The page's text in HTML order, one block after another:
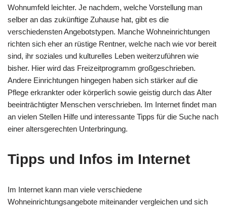
Wohnumfeld leichter. Je nachdem, welche Vorstellung man
selber an das zukünftige Zuhause hat, gibt es die
verschiedensten Angebotstypen. Manche Wohneinrichtungen
richten sich eher an rüstige Rentner, welche nach wie vor bereit
sind, ihr soziales und kulturelles Leben weiterzuführen wie
bisher. Hier wird das Freizeitprogramm großgeschrieben.
Andere Einrichtungen hingegen haben sich stärker auf die
Pflege erkrankter oder körperlich sowie geistig durch das Alter
beeinträchtigter Menschen verschrieben. Im Internet findet man
an vielen Stellen Hilfe und interessante Tipps für die Suche nach
einer altersgerechten Unterbringung.
Tipps und Infos im Internet
Im Internet kann man viele verschiedene
Wohneinrichtungsangebote miteinander vergleichen und sich